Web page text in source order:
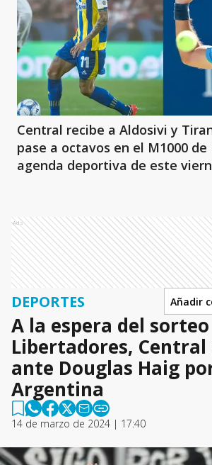
Central recibe a Aldosivi y
pase a octavos en el M1000
agenda deportiva de este
Ads
DEPORTES Añadir
A la espera del
Libertadores, Central
ante Douglas Haig
Argentina
14 de marzo de 2024 | 17:40